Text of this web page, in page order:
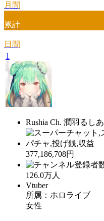
月間
累計
日間
1
Rushia Ch. 潤羽るしあ
377,186,708円
126.0万人
Vtuber
所属：ホロライブ
女性